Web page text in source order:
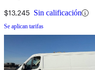
$13,245 Sin calificación
Se aplican tarifas